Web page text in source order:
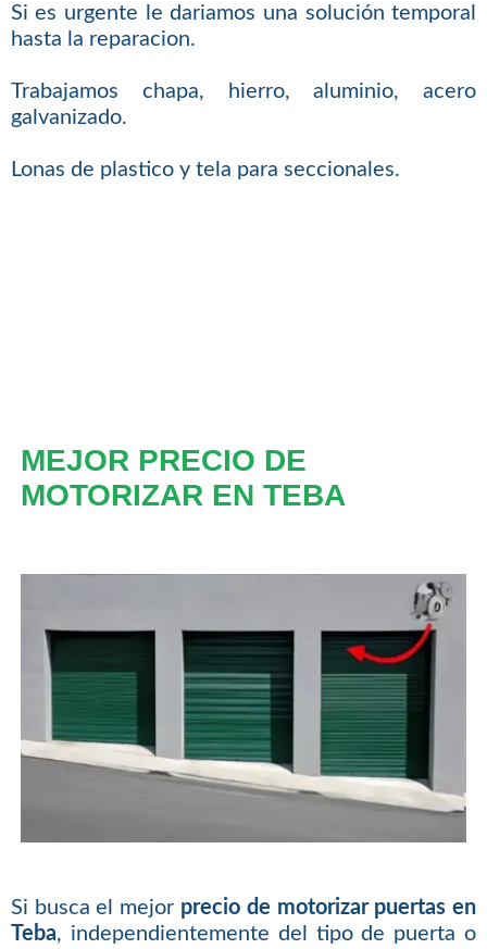
Si es urgente le dariamos una solución temporal
hasta la reparacion.
Trabajamos chapa, hierro, aluminio, acero
galvanizado.
Lonas de plastico y tela para seccionales.
MEJOR PRECIO DE
MOTORIZAR EN TEBA
Si busca el mejor precio de motorizar puertas en
Teba, independientemente del tipo de puerta o